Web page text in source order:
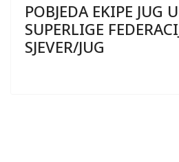
POBJEDA EKIPE JUG
SUPERLIGE
SJEVER/JUG